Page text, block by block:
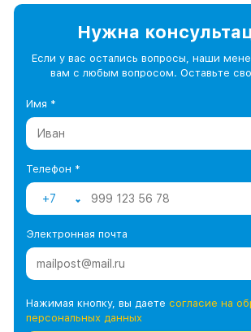
Нужна
Если у вас остались вопросы, наши
вам с любым вопросом. Оставьте
Имя *
Телефон *
+7
Электронная почта
Нажимая кнопку, вы даете согласие на
персональных данных